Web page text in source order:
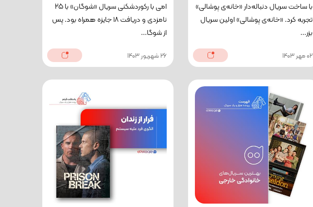
با ساخت سریال دنباله‌دار «خانه‌ی پوشالی»
تجربه کرد. «خانه‌ی پوشالی» اولین سریال
بزر...
02 مهر 1403
امی با رکوردشکنی سریال «شوگان» با 25
نامزدی و دریافت ۱۸ جایزه همراه بود. پس
از شوگا...
26 شهریور 1403